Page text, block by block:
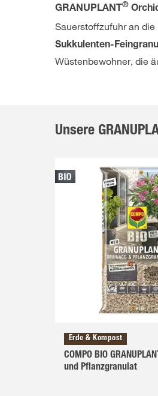
GRANUPLANT ®
Sauerstoffzufuhr an
Sukkulenten-
Wüstenbewohner, die
Unsere
Erde & Kompost
COMPO BIO
und Pflanzgranulat